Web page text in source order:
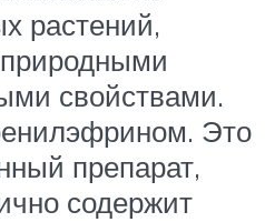
растений,
свойствами.
Это
препарат,
содержит